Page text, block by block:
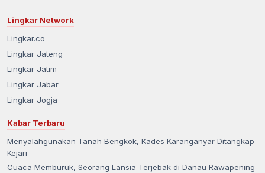
Lingkar Network
Lingkar.co
Lingkar Jateng
Lingkar Jatim
Lingkar Jabar
Lingkar Jogja
Kabar Terbaru
Menyalahgunakan Tanah Bengkok, Kades Karanganyar Ditangkap
Kejari
Cuaca Memburuk, Seorang Lansia Terjebak di Danau Rawapening